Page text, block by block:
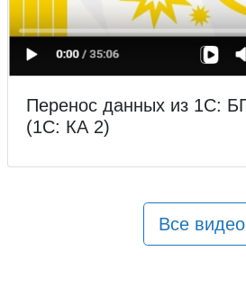
Перенос данных из 1С:
(1С: КА 2)
Все видео